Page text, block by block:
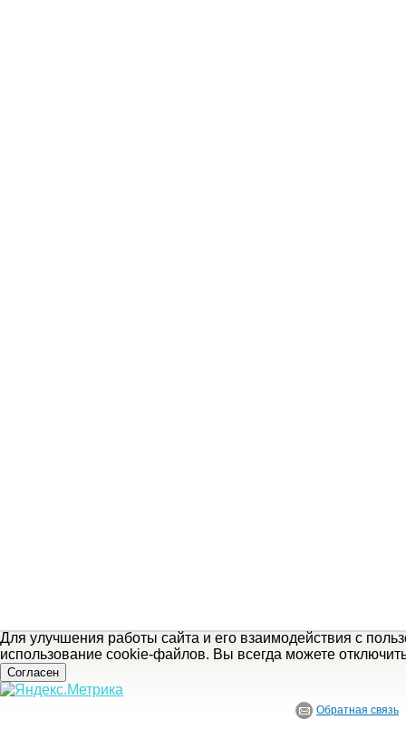
Для улучшения работы сайта и его взаимодействия с
использование cookie-файлов. Вы всегда можете
Согласен
Обратная связь